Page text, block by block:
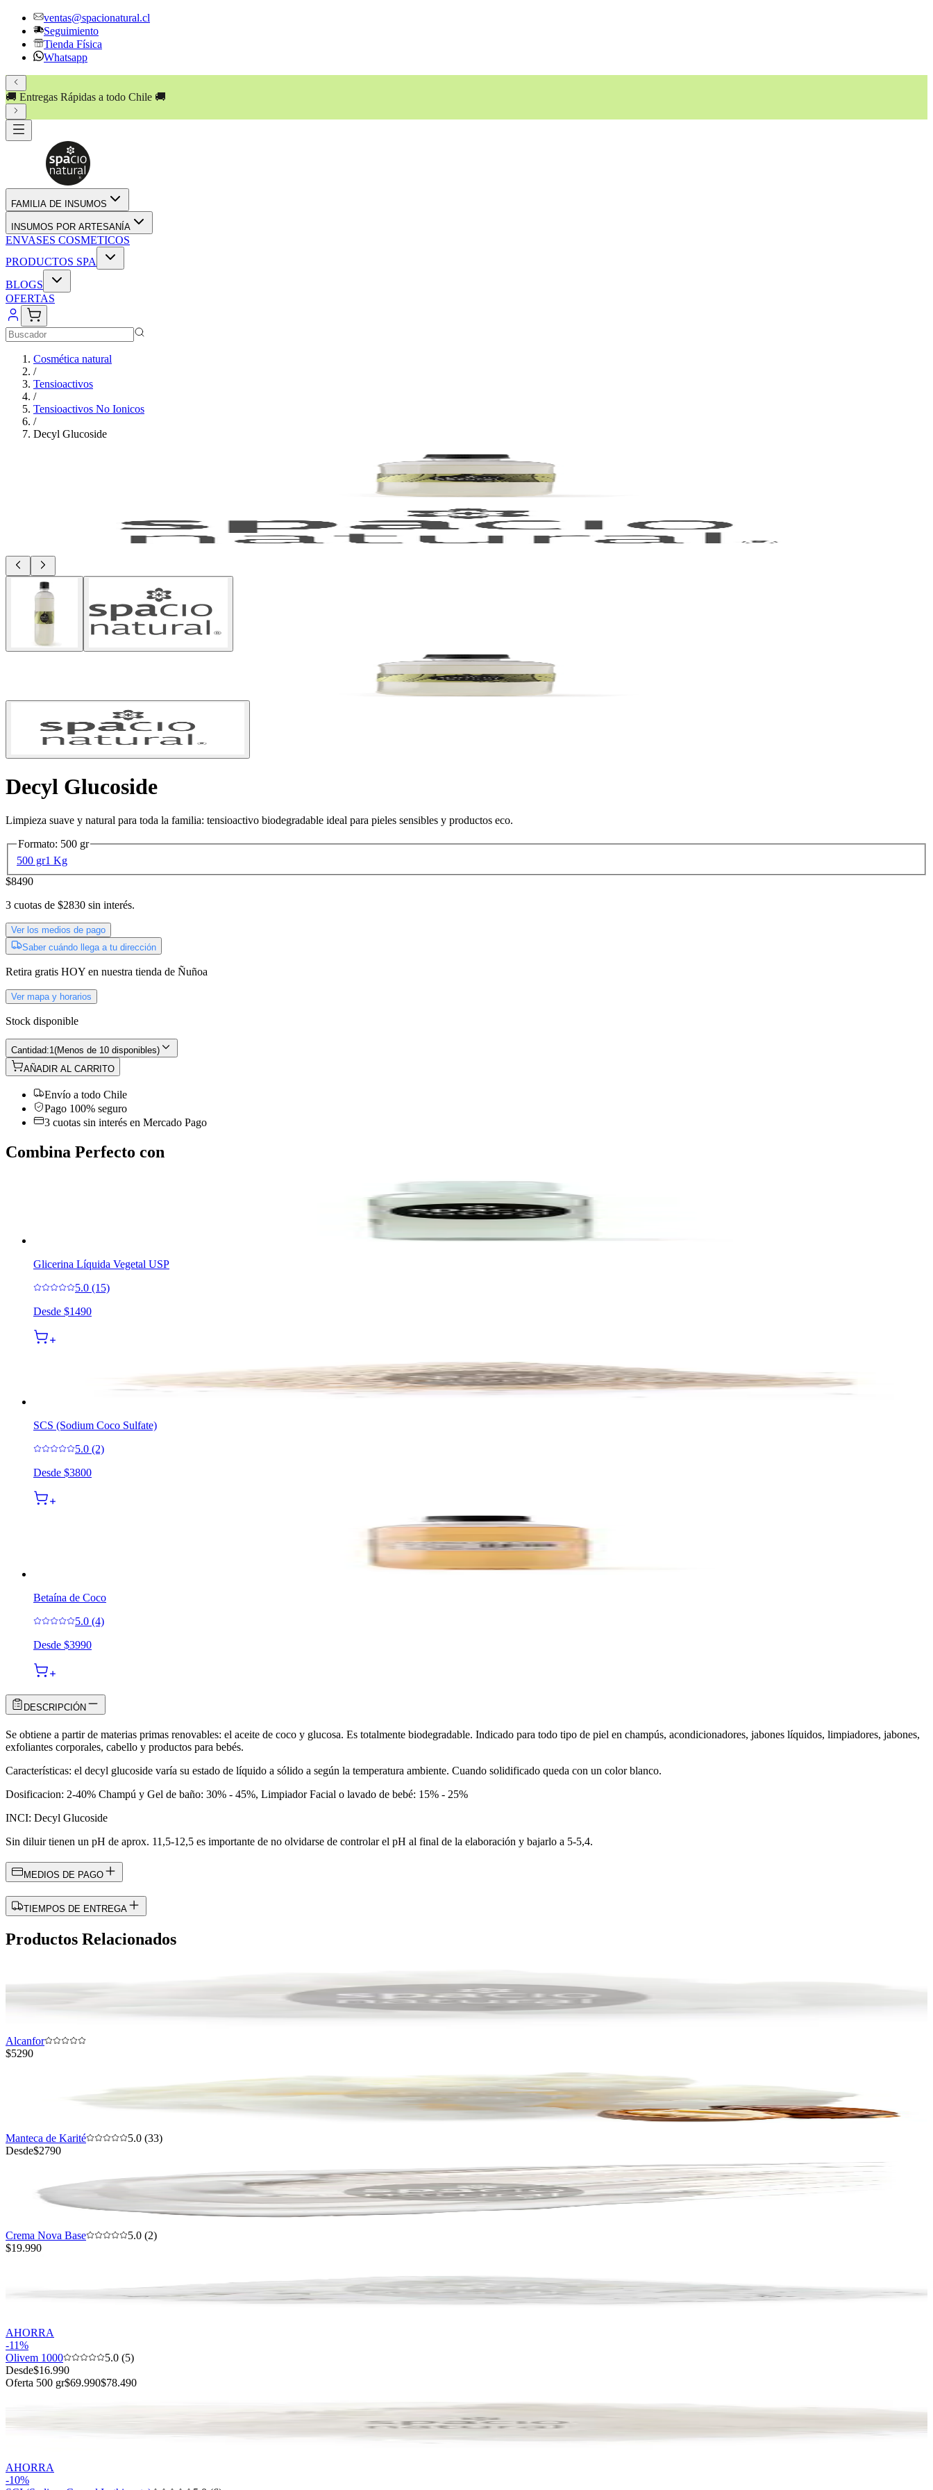
ventas@spacionatural.cl
Seguimiento
Tienda Física
Whatsapp
🚚 Entregas Rápidas a todo Chile 🚚
FAMILIA DE INSUMOS
INSUMOS POR ARTESANÍA
ENVASES COSMETICOS
PRODUCTOS SPA
BLOGS
OFERTAS
Cosmética natural
/
Tensioactivos
/
Tensioactivos No Ionicos
/
Decyl Glucoside
Decyl Glucoside
Limpieza suave y natural para toda la familia: tensioactivo biodegradable ideal para pieles sensibles y productos eco.
Formato: 500 gr
500 gr1 Kg
$8490
3 cuotas de $2830 sin interés.
Ver los medios de pago
Saber cuándo llega a tu dirección
Retira gratis HOY en nuestra tienda de Ñuñoa
Ver mapa y horarios
Stock disponible
Cantidad:1(Menos de 10 disponibles)
AÑADIR AL CARRITO
Envío a todo Chile
Pago 100% seguro
3 cuotas sin interés en Mercado Pago
Combina Perfecto con
Glicerina Líquida Vegetal USP
5.0 (15)
Desde $1490
SCS (Sodium Coco Sulfate)
5.0 (2)
Desde $3800
Betaína de Coco
5.0 (4)
Desde $3990
DESCRIPCIÓN
Se obtiene a partir de materias primas renovables: el aceite de coco y glucosa. Es totalmente biodegradable. Indicado para todo tipo de piel en champús, acondicionadores, jabones líquidos, limpiadores, jabones,
exfoliantes corporales, cabello y productos para bebés.
Características: el decyl glucoside varía su estado de líquido a sólido a según la temperatura ambiente. Cuando solidificado queda con un color blanco.
Dosificacion: 2-40% Champú y Gel de baño: 30% - 45%, Limpiador Facial o lavado de bebé: 15% - 25%
INCI: Decyl Glucoside
Sin diluir tienen un pH de aprox. 11,5-12,5 es importante de no olvidarse de controlar el pH al final de la elaboración y bajarlo a 5-5,4.
MEDIOS DE PAGO
TIEMPOS DE ENTREGA
Productos Relacionados
Alcanfor
$5290
Manteca de Karité
5.0 (33)
Desde$2790
Crema Nova Base
5.0 (2)
$19.990
AHORRA
-11%
Olivem 1000
5.0 (5)
Desde$16.990
Oferta 500 gr$69.990$78.490
AHORRA
-10%